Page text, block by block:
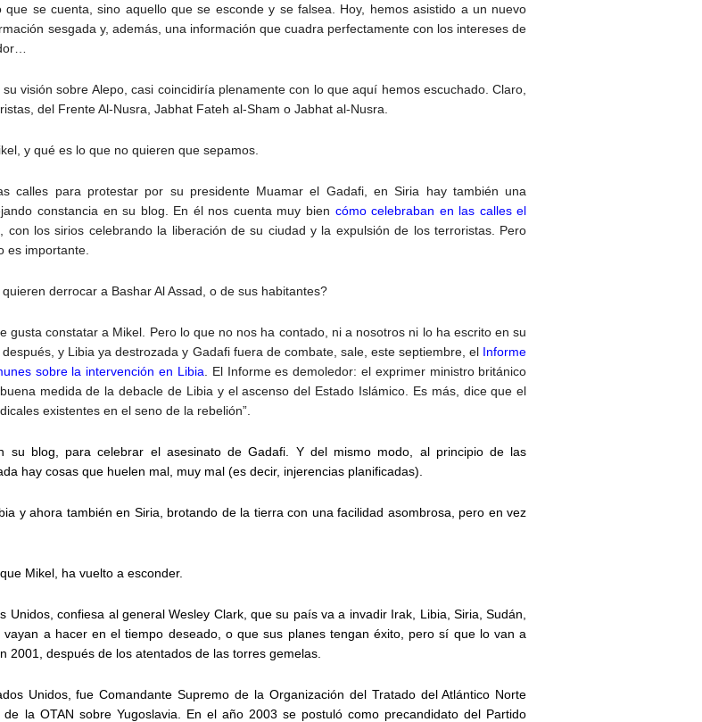
se cuenta, sino aquello que se esconde y se falsea. Hoy, hemos asistido a un nuevo
sesgada y, además, una información que cuadra perfectamente con los intereses de
visión sobre Alepo, casi coincidiría plenamente con lo que aquí hemos escuchado. Claro,
del Frente Al-Nusra, Jabhat Fateh al-Sham o Jabhat al-Nusra.
y qué es lo que no quieren que sepamos.
calles para protestar por su presidente Muamar el Gadafi, en Siria hay también una
constancia en su blog. En él nos cuenta muy bien cómo celebraban en las calles el
, con los sirios celebrando la liberación de su ciudad y la expulsión de los terroristas. Pero
es importante.
derrocar a Bashar Al Assad, o de sus habitantes?
gusta constatar a Mikel. Pero lo que no nos ha contado, ni a nosotros ni lo ha escrito en su
y Libia ya destrozada y Gadafi fuera de combate, sale, este septiembre, el Informe
sobre la intervención en Libia . El Informe es demoledor: el exprimer ministro británico
medida de la debacle de Libia y el ascenso del Estado Islámico. Es más, dice que el
existentes en el seno de la rebelión”.
blog, para celebrar el asesinato de Gadafi. Y del mismo modo, al principio de las
hay cosas que huelen mal, muy mal (es decir, injerencias planificadas).
y ahora también en Siria, brotando de la tierra con una facilidad asombrosa, pero en vez
Mikel, ha vuelto a esconder.
confiesa al general Wesley Clark, que su país va a invadir Irak, Libia, Siria, Sudán,
a hacer en el tiempo deseado, o que sus planes tengan éxito, pero sí que lo van a
2001, después de los atentados de las torres gemelas.
Unidos, fue Comandante Supremo de la Organización del Tratado del Atlántico Norte
la OTAN sobre Yugoslavia. En el año 2003 se postuló como precandidato del Partido